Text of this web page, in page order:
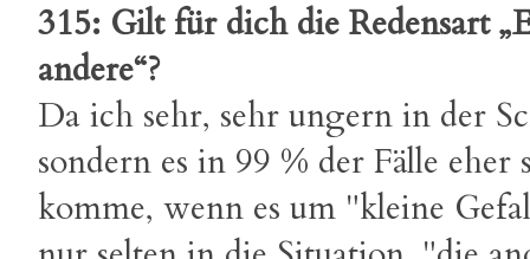
315: Gilt für dich die Redensart
andere“?
Da ich sehr, sehr ungern in der
sondern es in 99 % der Fälle eher
komme, wenn es um "kleine